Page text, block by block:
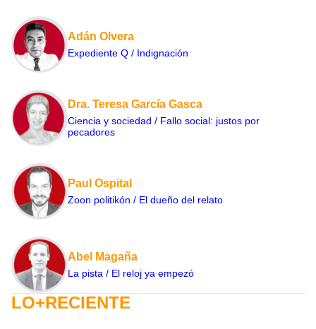
Adán Olvera
Expediente Q / Indignación
Dra. Teresa García Gasca
Ciencia y sociedad / Fallo social: justos por
pecadores
Paul Ospital
Zoon politikón / El dueño del relato
Abel Magaña
La pista / El reloj ya empezó
LO+RECIENTE